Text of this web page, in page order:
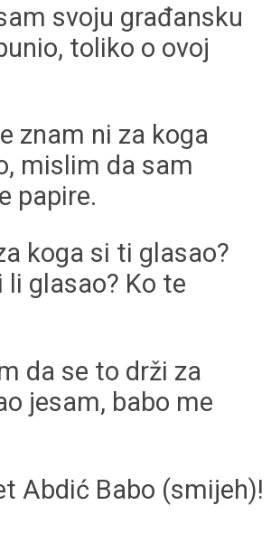
svoju građansku
toliko o ovoj
znam ni za koga
mislim da sam
papire.
koga si ti glasao?
li glasao? Ko te
da se to drži za
jesam, babo me
Abdić Babo (smijeh)!